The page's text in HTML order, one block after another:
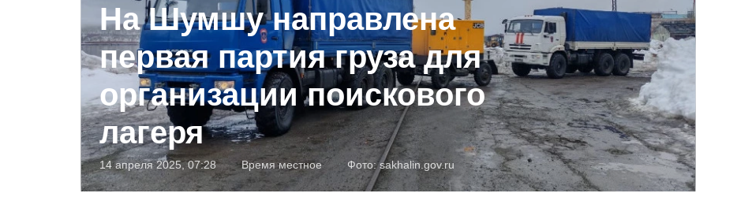
На Шумшу направлена
первая партия груза для
организации поискового
лагеря
14 апреля 2025, 07:28 Время местное Фото:sakhalin.gov.ru